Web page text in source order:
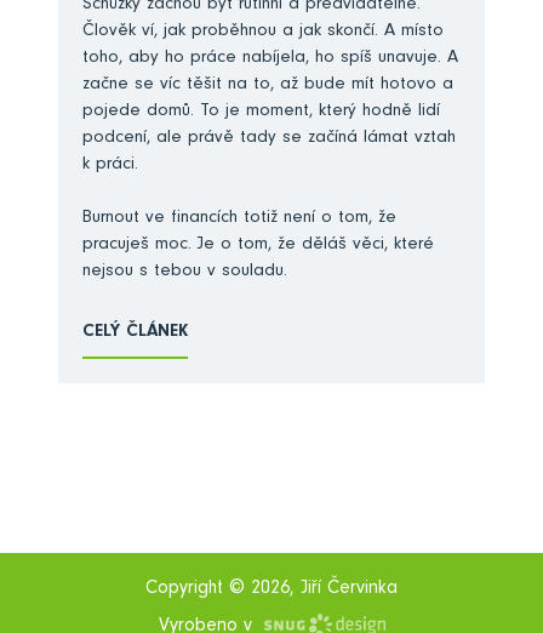
Schůzky začnou být rutinní a předvídatelné.
Člověk ví, jak proběhnou a jak skončí. A místo
toho, aby ho práce nabíjela, ho spíš unavuje. A
začne se víc těšit na to, až bude mít hotovo a
pojede domů. To je moment, který hodně lidí
podcení, ale právě tady se začíná lámat vztah
k práci.
Burnout ve financích totiž není o tom, že
pracuješ moc. Je o tom, že děláš věci, které
nejsou s tebou v souladu.
CELÝ ČLÁNEK
Copyright © 2026, Jiří Červinka
Vyrobeno v